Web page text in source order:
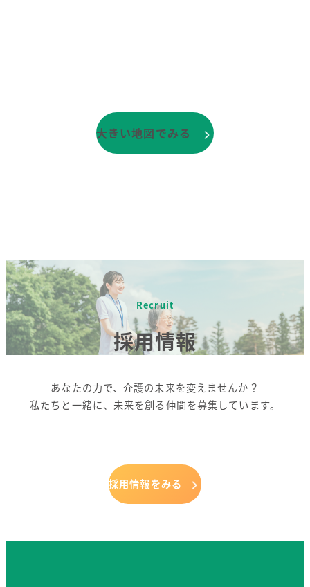
大きい地図でみる
Recruit
採用情報
あなたの力で、介護の未来を変えませんか？
私たちと一緒に、未来を創る仲間を募集しています。
採用情報をみる